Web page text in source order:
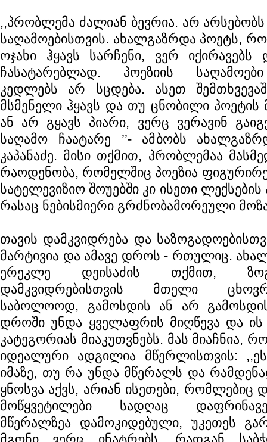
,,პრობლემა ძალიან ბევრია. არ არსებობს
საღამოებისთვის. ახალგაზრდა პოეტს,
ოჯახი ჰყავს სარჩენი, ვერ იქირავებს
ჩასატარებლად. პოეზიის
კედლებს არ სცდება. ასეთ
მსმენელი ჰყავს და თუ ცნობილი პოეტის
ან არ გყავს პიარი, ვერც ვერავინ
საღამო ჩაატარე ’’- ამბობს
კაპანაძე. მისი თქმით, პრობლემაა
რაოდენობა, რომელშიც პოეზია
სატელევიზიო შოუებში კი ისეთი ლექსების
რასაც ნებისმიერი გრძნობამორეული
თავის დამკვიდრება და
მარტივია და ამავე დროს - რთულიც.
ერეკლე დეისაძის თქმით,
დამკვიდრებისთვის მთელი
საბოლოოდ, გამოსდის ან არ
დროში უნდა ყველაფრის მიღწევა და ის
კატეგორიას მიაკუთვნებს. მას მიაჩნია,
იდეალური ადგილია მწერლისთვის:
იმაზე, თუ რა უნდა მწერალს და
ყნოსვა აქვს, არიან ისეთები, რომლებიც
მოწყვეტილები სადღაც
მწერალზეა დამოკიდებული, უკეთეს